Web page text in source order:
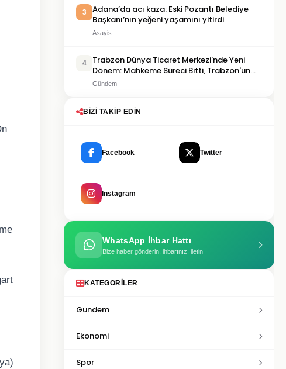
3
Adana’da acı kaza: Eski Pozantı Belediye
Başkanı’nın yeğeni yaşamını yitirdi
Asayis
4
Trabzon Dünya Ticaret Merkezi'nde Yeni
Dönem: Mahkeme Süreci Bitti, Trabzon'un
Dev Projesi Ne Zaman Tamamlanacak?
Gündem
BIZI TAKIP EDIN
Facebook Twitter
Instagram
WhatsApp İhbar Hattı
Bize haber gönderin, ihbarınızı iletin
KATEGORILER
Gundem
Ekonomi
Spor